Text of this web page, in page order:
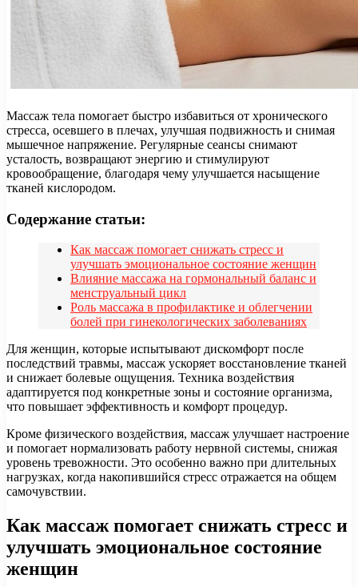
Массаж тела помогает быстро избавиться от хронического
стресса, осевшего в плечах, улучшая подвижность и снимая
мышечное напряжение. Регулярные сеансы снимают
усталость, возвращают энергию и стимулируют
кровообращение, благодаря чему улучшается насыщение
тканей кислородом.
Содержание статьи:
Как массаж помогает снижать стресс и
улучшать эмоциональное состояние женщин
Влияние массажа на гормональный баланс и
менструальный цикл
Роль массажа в профилактике и облегчении
болей при гинекологических заболеваниях
Для женщин, которые испытывают дискомфорт после
последствий травмы, массаж ускоряет восстановление тканей
и снижает болевые ощущения. Техника воздействия
адаптируется под конкретные зоны и состояние организма,
что повышает эффективность и комфорт процедур.
Кроме физического воздействия, массаж улучшает настроение
и помогает нормализовать работу нервной системы, снижая
уровень тревожности. Это особенно важно при длительных
нагрузках, когда накопившийся стресс отражается на общем
самочувствии.
Как массаж помогает снижать стресс и
улучшать эмоциональное состояние
женщин